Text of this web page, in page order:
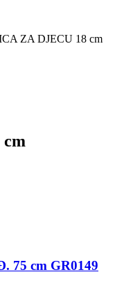
ZA DJECU 18 cm
75 cm GR0149